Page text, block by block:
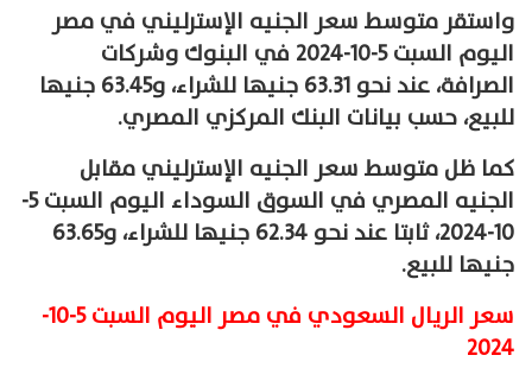
واستقر متوسط سعر الجنيه الإسترليني في مصر
اليوم السبت 5-10-2024 في البنوك وشركات
الصرافة، عند نحو 63.31 جنيها للشراء، و63.45 جنيها
للبيع، حسب بيانات البنك المركزي المصري.
كما ظل متوسط سعر الجنيه الإسترليني مقابل
الجنيه المصري في السوق السوداء اليوم السبت 5-
10-2024، ثابتا عند نحو 62.34 جنيها للشراء، و63.65
جنيها للبيع.
سعر الريال السعودي في مصر اليوم السبت 5-10-
2024